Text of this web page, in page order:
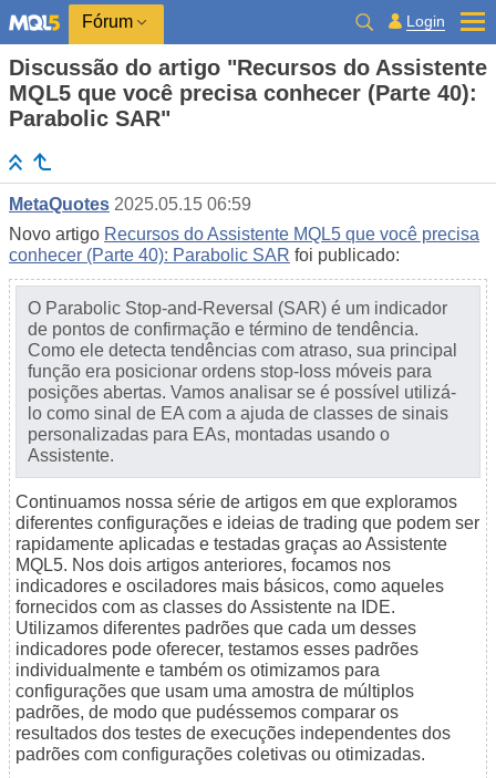
Fórum Login
Discussão do artigo "Recursos do Assistente
MQL5 que você precisa conhecer (Parte 40):
Parabolic SAR"
MetaQuotes 2025.05.15 06:59
Novo artigo Recursos do Assistente MQL5 que você precisa
conhecer (Parte 40): Parabolic SAR foi publicado:
O Parabolic Stop-and-Reversal (SAR) é um indicador
de pontos de confirmação e término de tendência.
Como ele detecta tendências com atraso, sua principal
função era posicionar ordens stop-loss móveis para
posições abertas. Vamos analisar se é possível utilizá-
lo como sinal de EA com a ajuda de classes de sinais
personalizadas para EAs, montadas usando o
Assistente.
Continuamos nossa série de artigos em que exploramos
diferentes configurações e ideias de trading que podem ser
rapidamente aplicadas e testadas graças ao Assistente
MQL5. Nos dois artigos anteriores, focamos nos
indicadores e osciladores mais básicos, como aqueles
fornecidos com as classes do Assistente na IDE.
Utilizamos diferentes padrões que cada um desses
indicadores pode oferecer, testamos esses padrões
individualmente e também os otimizamos para
configurações que usam uma amostra de múltiplos
padrões, de modo que pudéssemos comparar os
resultados dos testes de execuções independentes dos
padrões com configurações coletivas ou otimizadas.